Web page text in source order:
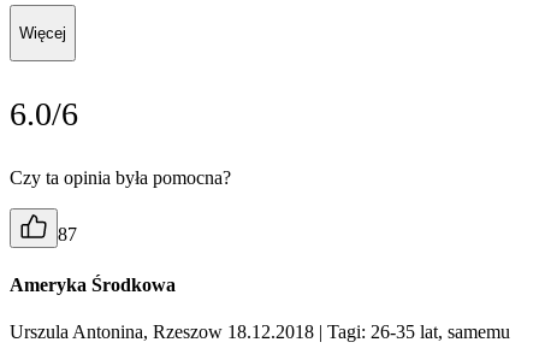
Więcej
6.0/6
Czy ta opinia była pomocna?
87
Ameryka Środkowa
Urszula Antonina, Rzeszow 18.12.2018 | Tagi: 26-35 lat, samemu